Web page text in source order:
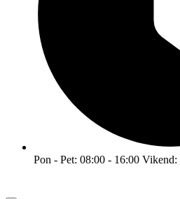
Pon - Pet: 08:00 - 16:00 Vikend: